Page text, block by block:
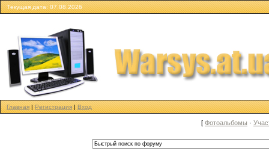
Tекущая дата: 07.08.2026
Главная|Регистрация|Вход
[ Фотоальбомы ·